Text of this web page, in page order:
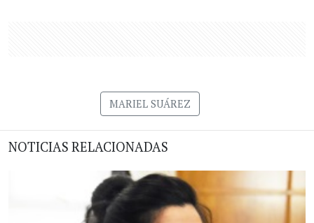
MARIEL SUÁREZ
NOTICIAS RELACIONADAS